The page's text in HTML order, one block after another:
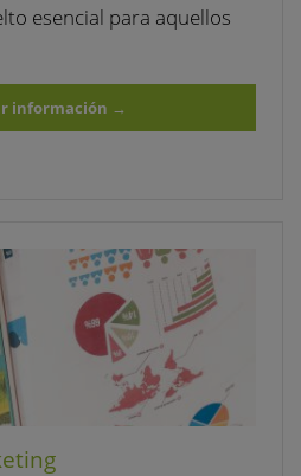
esencial para aquellos
información →